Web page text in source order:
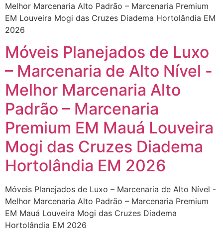
Melhor Marcenaria Alto Padrão – Marcenaria Premium
EM Louveira Mogi das Cruzes Diadema Hortolândia EM
2026
Móveis Planejados de Luxo
– Marcenaria de Alto Nível -
Melhor Marcenaria Alto
Padrão – Marcenaria
Premium EM Mauá Louveira
Mogi das Cruzes Diadema
Hortolândia EM 2026
Móveis Planejados de Luxo – Marcenaria de Alto Nível -
Melhor Marcenaria Alto Padrão – Marcenaria Premium
EM Mauá Louveira Mogi das Cruzes Diadema
Hortolândia EM 2026